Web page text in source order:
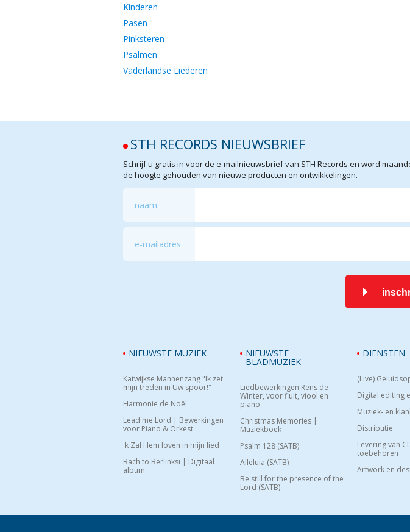
Kinderen
Pasen
Pinksteren
Psalmen
Vaderlandse Liederen
STH RECORDS NIEUWSBRIEF
Schrijf u gratis in voor de e-mailnieuwsbrief van STH Records en word
de hoogte gehouden van nieuwe producten en ontwikkelingen.
naam:
e-mailadres:
NIEUWSTE MUZIEK
Katwijkse Mannenzang "Ik zet
mijn treden in Uw spoor!"
Harmonie de Noël
Lead me Lord | Bewerkingen
voor Piano & Orkest
'k Zal Hem loven in mijn lied
Bach to Berlinksi | Digitaal
album
NIEUWSTE
BLADMUZIEK
Liedbewerkingen Rens de
Winter, voor fluit, viool en
piano
Christmas Memories |
Muziekboek
Psalm 128 (SATB)
Alleluia (SATB)
Be still for the presence of the
Lord (SATB)
DIENSTEN
(Live)
Digital editing
Muziek- en
Distributie
Levering van
toebehoren
Artwork en